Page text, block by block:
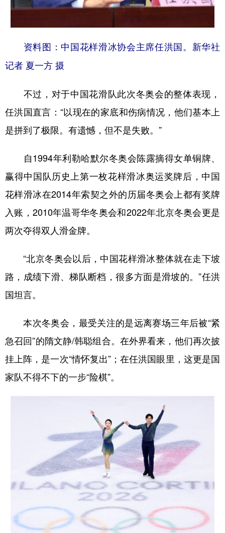
北京 天津 河北 山西
辽宁 吉林 上海 江苏
浙江 安徽 福建 江西
山东
广东 广西 海南 重庆
四川 贵州 云南 西藏
陕西 甘肃 青海
新疆 内蒙古 黑龙江
多语种频道
English Español Français عربى
Русский язык
Deutsch Português
资料图：中国花样滑冰协会主席任洪国。新华社
记者 夏一方 摄
不过，对于中国花滑队此次冬奥会的整体表现，
任洪国直言：“以现在的家底和伤病情况，他们基本上
是拼到了极限。有遗憾，但不是失败。”
自1994年利勒哈默尔冬奥会陈露摘得女单铜牌、
赢得中国队历史上第一枚花样滑冰奥运奖牌后，中国
花样滑冰在2014年索契之外的历届冬奥会上都有奖牌
入账，2010年温哥华冬奥会和2022年北京冬奥会更是
两次夺得双人滑金牌。
“北京冬奥会以后，中国花样滑冰整体就在走下坡
路，成绩下滑、梯队断档，很多方面是滑坡的。”任洪
国坦言。
本次冬奥会，最受关注的是远离赛场三年后被“紧
急召回”的隋文静/韩聪组合。在外界看来，他们再次披
挂上阵，是一次“情怀复出”；在任洪国眼里，这更是国
家队不得不下的一步“险棋”。